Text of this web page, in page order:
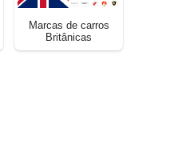
Marcas de carros
Britânicas